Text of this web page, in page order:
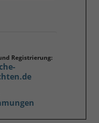
Registrierung: